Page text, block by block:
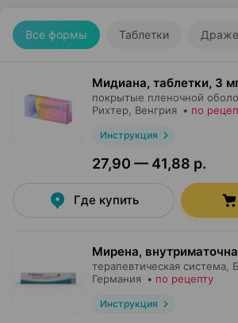
Все формы Таблетки Драже
Мидиана, таблетки, 3
покрытые пленочной
Рихтер , Венгрия • по
Инструкция
27,90 — 41,88 р.
Где купить
Мирена,
терапевтическая система,
Германия • по рецепту
Инструкция